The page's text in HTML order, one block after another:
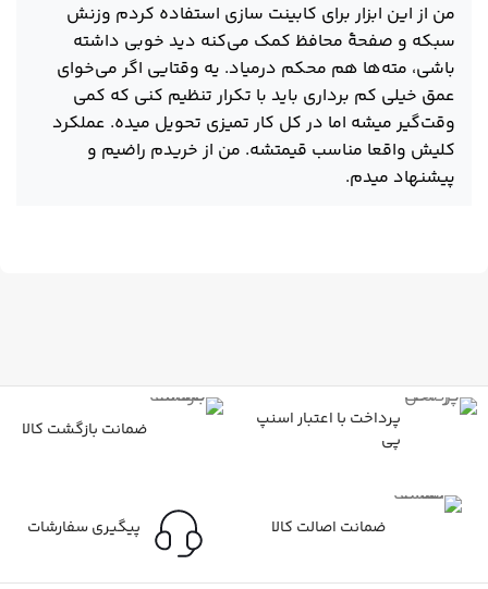
من از این ابزار برای کابینت سازی استفاده کردم وزنش
سبکه و صفحهٔ محافظ کمک می‌کنه دید خوبی داشته
باشی، مته‌ها هم محکم درمیاد. یه وقتایی اگر می‌خوای
عمق خیلی کم برداری باید با تکرار تنظیم کنی که کمی
وقت‌گیر میشه اما در کل کار تمیزی تحویل میده. عملکرد
کلیش واقعا مناسب قیمتشه. من از خریدم راضیم و
پیشنهاد میدم.
پرداخت با اعتبار اسنپ
پی
ضمانت بازگشت کالا
ضمانت اصالت کالا پیگیری سفارشات